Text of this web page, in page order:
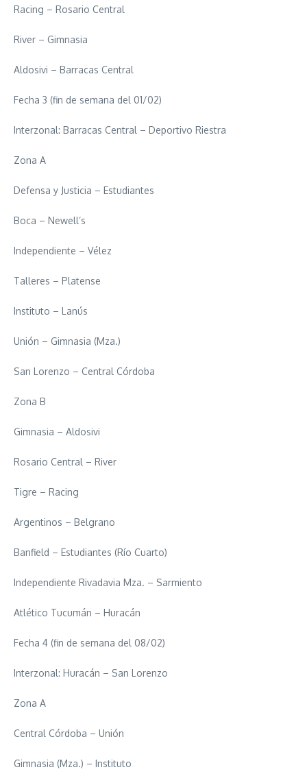
Racing – Rosario Central
River – Gimnasia
Aldosivi – Barracas Central
Fecha 3 (fin de semana del 01/02)
Interzonal: Barracas Central – Deportivo Riestra
Zona A
Defensa y Justicia – Estudiantes
Boca – Newell’s
Independiente – Vélez
Talleres – Platense
Instituto – Lanús
Unión – Gimnasia (Mza.)
San Lorenzo – Central Córdoba
Zona B
Gimnasia – Aldosivi
Rosario Central – River
Tigre – Racing
Argentinos – Belgrano
Banfield – Estudiantes (Río Cuarto)
Independiente Rivadavia Mza. – Sarmiento
Atlético Tucumán – Huracán
Fecha 4 (fin de semana del 08/02)
Interzonal: Huracán – San Lorenzo
Zona A
Central Córdoba – Unión
Gimnasia (Mza.) – Instituto